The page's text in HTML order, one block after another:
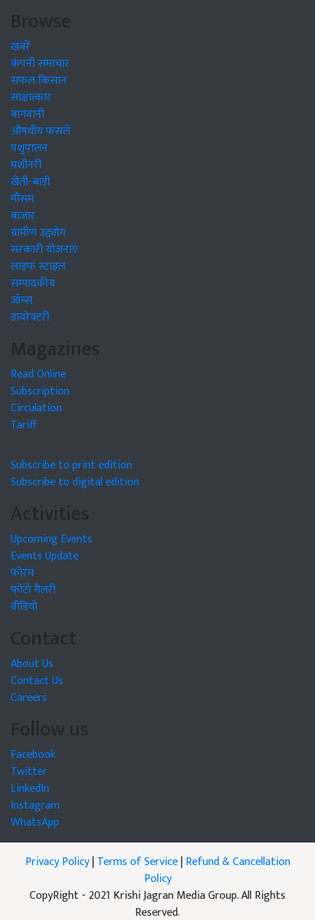
Browse
खबरें
कंपनी समाचार
सफल किसान
साक्षात्कार
बागवानी
औषधीय फसलें
पशुपालन
मशीनरी
खेती-बाड़ी
मौसम
बाजार
ग्रामीण उद्द्योग
सरकारी योजनाएं
लाइफ स्टाइल
सम्पादकीय
जॉब्स
डायरेक्टरी
Magazines
Read Online
Subscription
Circulation
Tariff
Subscribe to print edition
Subscribe to digital edition
Activities
Upcoming Events
Events Update
फोरम
फोटो गैलरी
वीडियो
Contact
About Us
Contact Us
Careers
Follow us
Facebook
Twitter
LinkedIn
Instagram
WhatsApp
Privacy Policy|Terms of Service|Refund & Cancellation
Policy
CopyRight - 2021 Krishi Jagran Media Group. All Rights
Reserved.